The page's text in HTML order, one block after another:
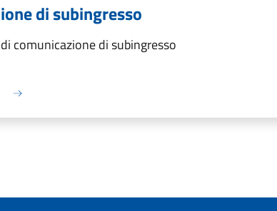
di subingresso
comunicazione di subingresso